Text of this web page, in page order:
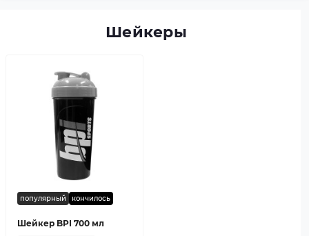
Шейкеры
популярный кончилось
Шейкер BPI 700 мл